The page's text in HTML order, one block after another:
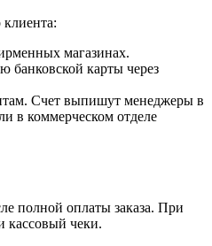
магазинах.
банковской карты через
Счет выпишут менеджеры в
в коммерческом отделе
полной оплаты заказа. При
кассовый чеки.